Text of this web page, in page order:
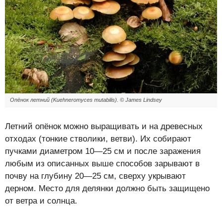
Опёнок летний (Kuehneromyces mutabilis). © James Lindsey
Летний опёнок можно выращивать и на древесных
отходах (тонкие стволики, ветви). Их собирают
пучками диаметром 10—25 см и после заражения
любым из описанных выше способов зарывают в
почву на глубину 20—25 см, сверху укрывают
дерном. Место для делянки должно быть защищено
от ветра и солнца.